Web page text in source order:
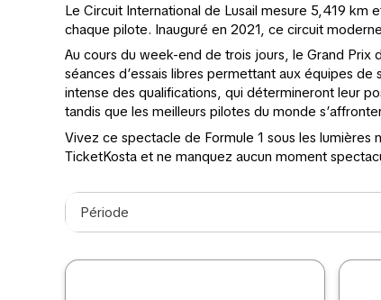
Le Circuit International de Lusail mesure 5,419
chaque pilote. Inauguré en 2021, ce circuit
Au cours du week-end de trois jours, le Grand
séances d’essais libres permettant aux équipes
intense des qualifications, qui détermineront leur
tandis que les meilleurs pilotes du monde
Vivez ce spectacle de Formule 1 sous les
TicketKosta et ne manquez aucun moment